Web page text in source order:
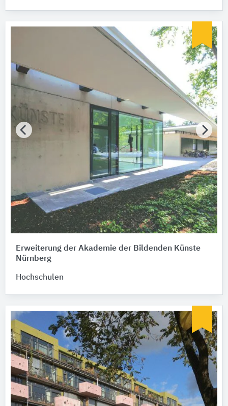
Erweiterung der Akademie der Bildenden Künste
Nürnberg
Hochschulen